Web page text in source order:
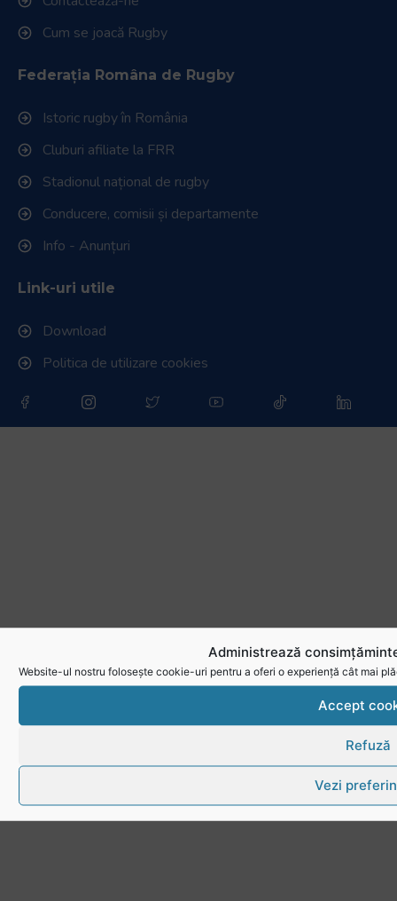
Administrează
Website-ul nostru folosește cookie-uri pentru a oferi o experiență cât mai
Accept
Refuză
Vezi
Cum se joacă Rugby
Federația Româna de Rugby
Istoric rugby în România
Cluburi afiliate la FRR
Stadionul național de rugby
Conducere, comisii și departamente
Info - Anunțuri
Link-uri utile
Download
Politica de utilizare cookies